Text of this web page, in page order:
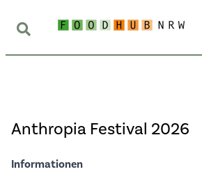
Anthropia Festival 2026
Informationen